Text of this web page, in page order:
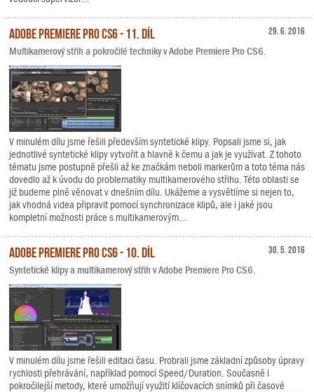
29. 6. 2016
Adobe Premiere Pro CS6 - 11. díl
Multikamerový střih a pokročilé techniky v Adobe Premiere Pro CS6.
V minulém dílu jsme řešili především syntetické klipy. Popsali jsme si, jak
jednotlivé syntetické klipy vytvořit a hlavně k čemu a jak je využívat. Z tohoto
tématu jsme postupně přešli až ke značkám neboli markerům a toto téma nás
dovedlo až k úvodu do problematiky multikamerového střihu. Této oblasti se
již budeme plně věnovat v dnešním dílu. Ukážeme a vysvětlíme si nejen to,
jak vhodná videa připravit pomocí synchronizace klipů, ale i jaké jsou
kompletní možnosti práce s multikamerovým...
30. 5. 2016
Adobe Premiere Pro CS6 - 10. díl
Syntetické klipy a multikamerový střih v Adobe Premiere Pro CS6.
V minulém dílu jsme řešili editaci času. Probrali jsme základní způsoby úpravy
rychlosti přehrávání, například pomocí Speed/Duration. Současně i
pokročilejší metody, které umožňují využití klíčovacích snímků při časové